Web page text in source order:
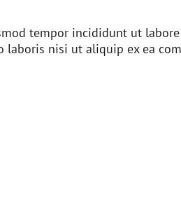
tempor incididunt ut
nisi ut aliquip ex ea